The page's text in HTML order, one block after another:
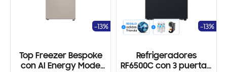
Top Freezer Bespoke
con AI Energy Mode
-13%
Refrigeradores
RF6500C con 3 puertas,
-13%